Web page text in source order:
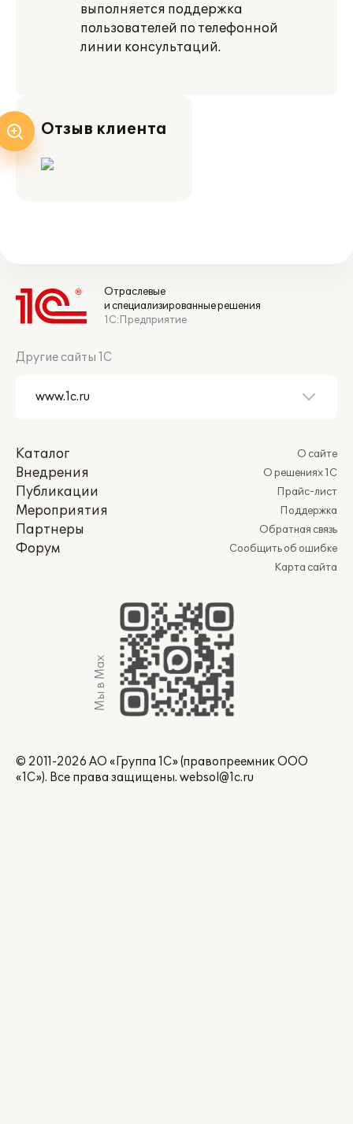
выполняется поддержка
пользователей по телефонной
линии консультаций.
Отзыв клиента
Отраслевые
и специализированные решения
1С:Предприятие
Другие сайты 1С
Каталог
Внедрения
Публикации
Мероприятия
Партнеры
Форум
О сайте
О решениях 1С
Прайс-лист
Поддержка
Обратная связь
Сообщить об ошибке
Карта сайта
Мы в Max
© 2011-2026 АО «Группа 1С» (правопреемник ООО
«1С»). Все права защищены. websol@1c.ru